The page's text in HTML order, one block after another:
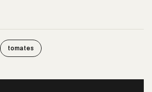
tomates